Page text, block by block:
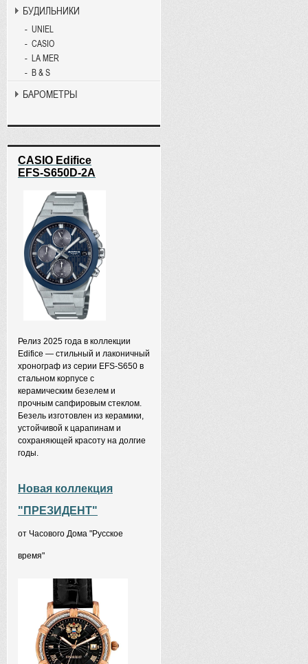
БУДИЛЬНИКИ
UNIEL
CASIO
LA MER
B & S
БАРОМЕТРЫ
CASIO Edifice
EFS-S650D-2A
Релиз 2025 года в коллекции
Edifice — стильный и лаконичный
хронограф из серии EFS-S650 в
стальном корпусе с
керамическим безелем и
прочным сапфировым стеклом.
Безель изготовлен из керамики,
устойчивой к царапинам и
сохраняющей красоту на долгие
годы.
Новая коллекция
"ПРЕЗИДЕНТ"
от Часового Дома "Русское
время"